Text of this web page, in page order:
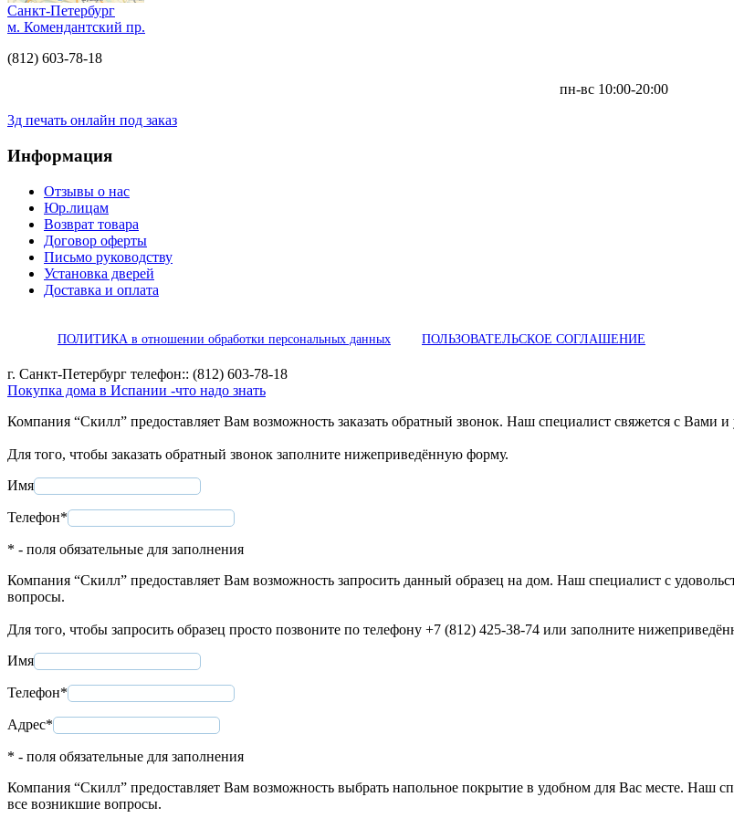
Санкт-Петербург
м. Комендантский пр.
(812) 603-78-18
пн-вс 10:00-20:00
3д печать онлайн под заказ
Информация
Отзывы о нас
Юр.лицам
Возврат товара
Договор оферты
Письмо руководству
Установка дверей
Доставка и оплата
ПОЛИТИКА в отношении обработки персональных данных ПОЛЬЗОВАТЕЛЬСКОЕ СОГЛАШЕНИЕ
г. Санкт-Петербург телефон:: (812) 603-78-18
Покупка дома в Испании -что надо знать
Компания “Скилл” предоставляет Вам возможность заказать обратный звонок. Наш специалист свяжется с Вами
Для того, чтобы заказать обратный звонок заполните нижеприведённую форму.
Имя
Телефон*
* - поля обязательные для заполнения
Компания “Скилл” предоставляет Вам возможность запросить данный образец на дом. Наш специалист с
вопросы.
Для того, чтобы запросить образец просто позвоните по телефону +7 (812) 425-38-74 или заполните
Имя
Телефон*
Адрес*
* - поля обязательные для заполнения
Компания “Скилл” предоставляет Вам возможность выбрать напольное покрытие в удобном для Вас месте. Наш
все возникшие вопросы.